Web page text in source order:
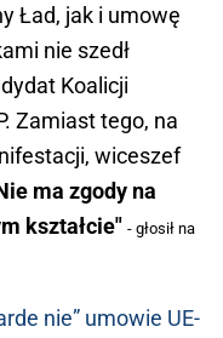
Ład, jak i umowę
nie szedł
Koalicji
Zamiast tego, na
wiceszef
ma zgody na
kształcie" - głosił na
nie” umowie UE-